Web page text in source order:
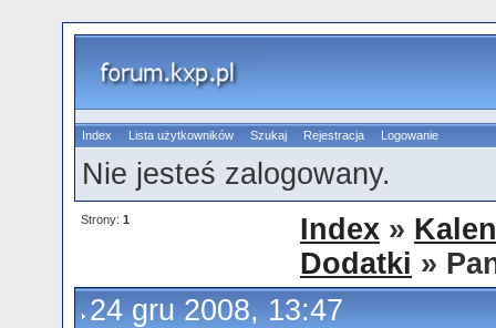
Index Lista użytkowników Szukaj Rejestracja Logowanie
Nie jesteś zalogowany.
Strony: 1 Index »
Dodatki »
24 gru 2008, 13:47